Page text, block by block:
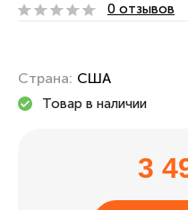
0 отзывов
Страна: США
Товар в наличии
3